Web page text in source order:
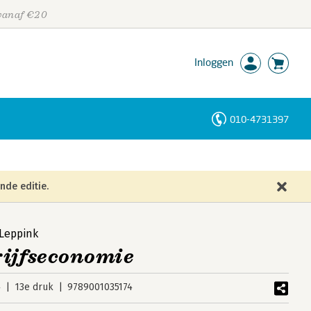
€20
Inloggen
010-4731397
editie.
13e druk 9789001035174
Personen
Trefwoorden